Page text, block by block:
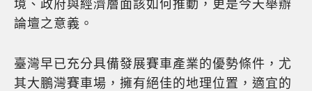
境、政府與經濟層面該如何推動，更是今天舉辦
論壇之意義。
臺灣早已充分具備發展賽車產業的優勢條件，尤
其大鵬灣賽車場，擁有絕佳的地理位置，適宜的